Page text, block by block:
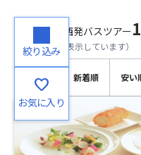
絞り込み
favorite
お気に入り
検索結果 関西発バスツアー1
1～1件目を表示しています）
おすす
め順
新着順 安い